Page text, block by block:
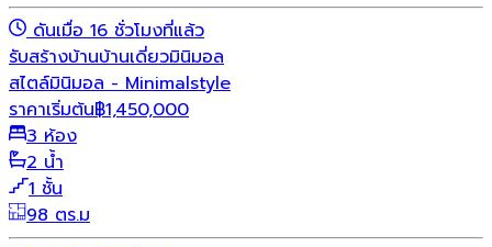
ดันเมื่อ 16 ชั่วโมงที่แล้ว
รับสร้างบ้านบ้านเดี่ยวมินิมอล
สไตล์มินิมอล - Minimalstyle
ราคาเริ่มต้น฿1,450,000
3 ห้อง
2 น้ำ
1 ชั้น
98 ตร.ม